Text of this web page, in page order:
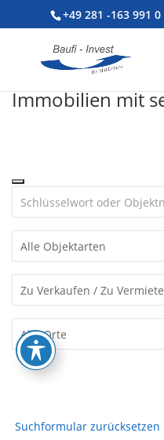
+49 281 -163 991 0
Immobilien mit
Suchformular zurücksetzen